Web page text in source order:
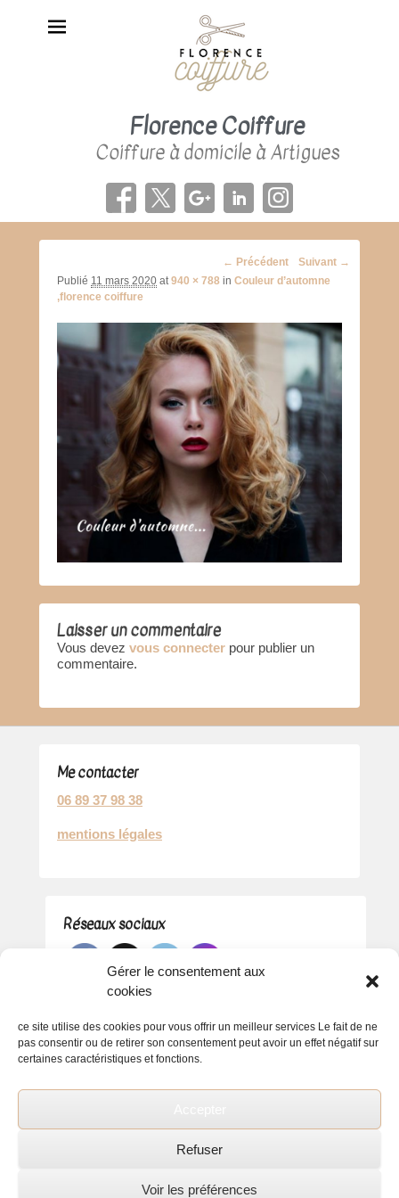
Gérer le consentement aux
cookies
ce site utilise des cookies pour vous offrir un meilleur services Le fait de ne
pas consentir ou de retirer son consentement peut avoir un effet négatif sur
certaines caractéristiques et fonctions.
Refuser
Voir les préférences
Florence Coiffure
Coiffure à domicile à Artigues
Navigation
d'image
← Précédent
Suivant →
Publié 11 mars 2020 at940 × 788 in Couleur d’automne
,florence coiffure
Laisser un commentaire
Vous devez vous connecter pour publier un
commentaire.
Me contacter
06 89 37 98 38
mentions légales
Réseaux sociaux